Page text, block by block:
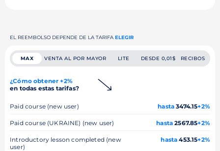
EL REEMBOLSO DEPENDE DE LA TARIFA ELEGIR
MAX VENTA AL POR MAYOR LITE DESDE 0,01$ RECIBOS
¿Cómo obtener +2%
en todas estas tarifas?
Paid course (new user) hasta 3474.15+2%
Paid course (UKRAINE) (new user) hasta 2567.85+2%
Introductory lesson completed (new
user)
hasta 453.15+2%